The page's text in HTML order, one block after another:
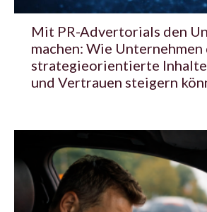
Mit PR-Advertorials den
machen: Wie Unternehmen
strategieorientierte
und Vertrauen steigern